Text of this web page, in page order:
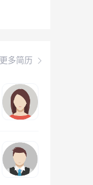
更多简历